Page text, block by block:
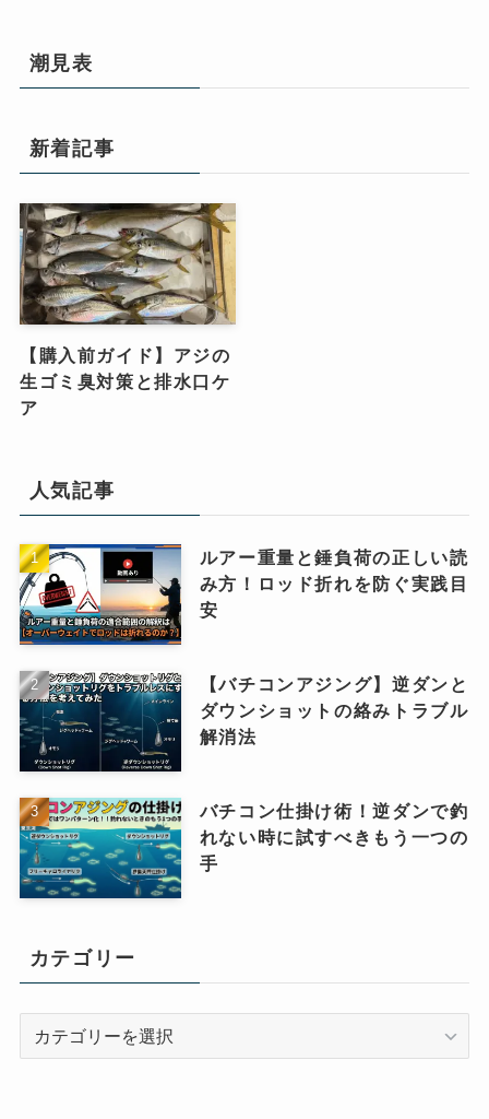
潮見表
新着記事
【購入前ガイド】アジの
生ゴミ臭対策と排水口ケ
ア
人気記事
ルアー重量と錘負荷の正しい読
み方！ロッド折れを防ぐ実践目
安
【バチコンアジング】逆ダンと
ダウンショットの絡みトラブル
解消法
バチコン仕掛け術！逆ダンで釣
れない時に試すべきもう一つの
手
カテゴリー